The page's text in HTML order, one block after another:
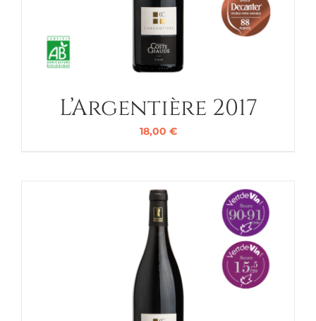
L’Argentière 2017
18,00 €